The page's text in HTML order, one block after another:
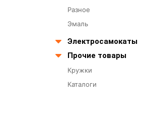
Разное
Эмаль
Электросамокаты
Прочие товары
Кружки
Каталоги